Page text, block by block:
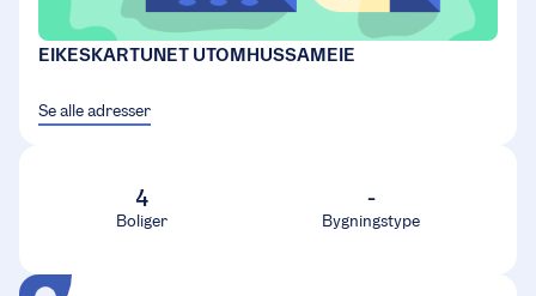
EIKESKARTUNET UTOMHUSSAMEIE
Se alle adresser
4
Boliger
-
Bygningstype